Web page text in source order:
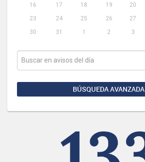
16
17 18 19 20
23
24 25 26 27
30
31 1 2 3
BÚSQUEDA AVANZADA